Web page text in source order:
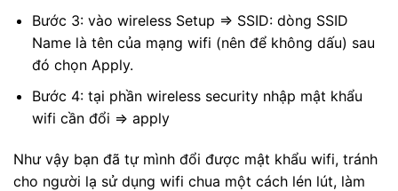
Bước 3: vào wireless Setup => SSID: dòng SSID
Name là tên của mạng wifi (nên để không dấu) sau
đó chọn Apply.
Bước 4: tại phần wireless security nhập mật khẩu
wifi cần đổi => apply
Như vậy bạn đã tự mình đổi được mật khẩu wifi, tránh
cho người lạ sử dụng wifi chua một cách lén lút, làm